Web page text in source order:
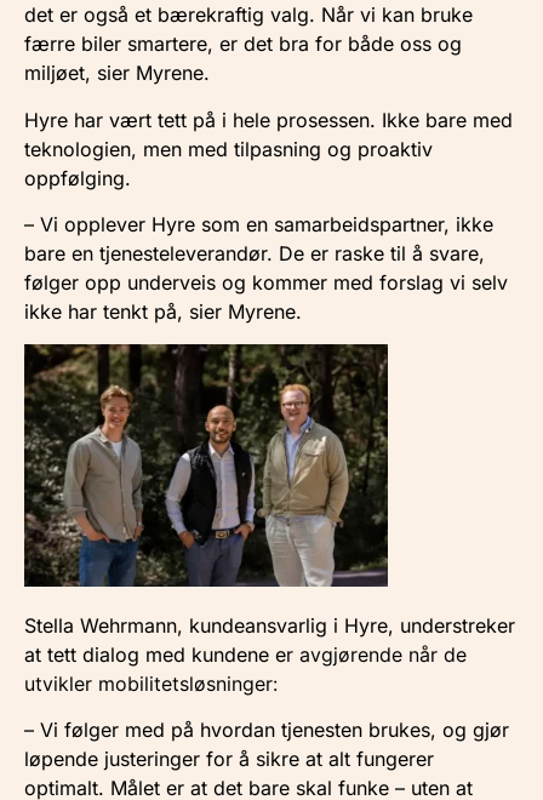
det er også et bærekraftig valg. Når vi kan bruke
færre biler smartere, er det bra for både oss og
miljøet, sier Myrene.
Hyre har vært tett på i hele prosessen. Ikke bare med
teknologien, men med tilpasning og proaktiv
oppfølging.
– Vi opplever Hyre som en samarbeidspartner, ikke
bare en tjenesteleverandør. De er raske til å svare,
følger opp underveis og kommer med forslag vi selv
ikke har tenkt på, sier Myrene.
Stella Wehrmann, kundeansvarlig i Hyre, understreker
at tett dialog med kundene er avgjørende når de
utvikler mobilitetsløsninger:
– Vi følger med på hvordan tjenesten brukes, og gjør
løpende justeringer for å sikre at alt fungerer
optimalt. Målet er at det bare skal funke – uten at